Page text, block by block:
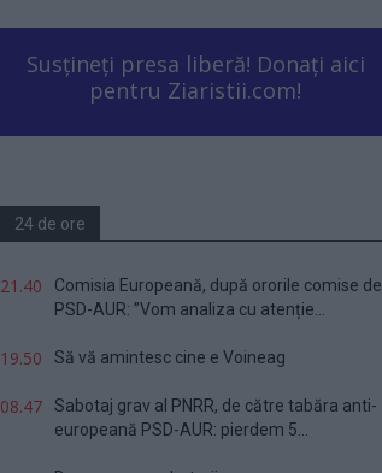
Susțineți presa liberă! Donați aici
pentru Ziaristii.com!
24 de ore
21.40
Comisia Europeană, după ororile comise de
PSD-AUR: ”Vom analiza cu atenție...
19.50 Să vă amintesc cine e Voineag
08.47
Sabotaj grav al PNRR, de către tabăra anti-
europeană PSD-AUR: pierdem 5...